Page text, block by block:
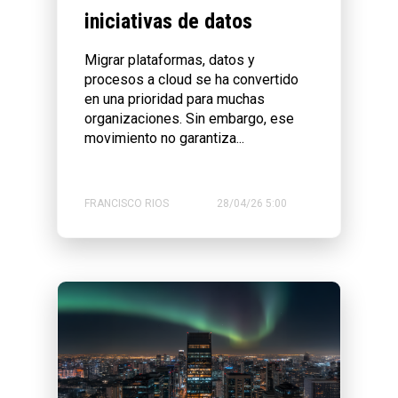
iniciativas de datos
Migrar plataformas, datos y
procesos a cloud se ha convertido
en una prioridad para muchas
organizaciones. Sin embargo, ese
movimiento no garantiza...
FRANCISCO RIOS 28/04/26 5:00